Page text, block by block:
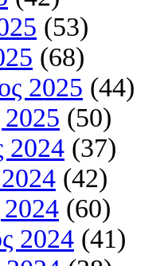
(53)
(68)
2025 (44)
2025 (50)
2024 (37)
(42)
(60)
2024 (41)